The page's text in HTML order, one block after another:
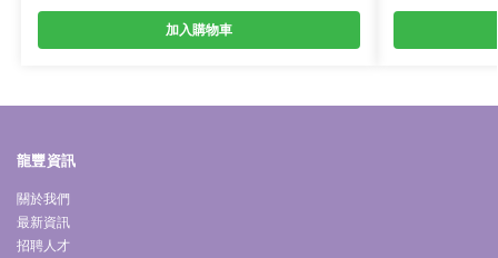
加入購物車
龍豐資訊
關於我們
最新資訊
招聘人才